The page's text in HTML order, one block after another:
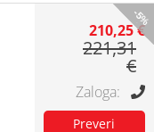
-5%
210,25 €
221,31
€